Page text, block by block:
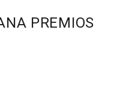
PREMIOS